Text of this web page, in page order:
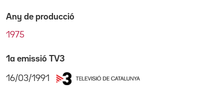
Any de producció
1975
1a emissió TV3
16/03/1991